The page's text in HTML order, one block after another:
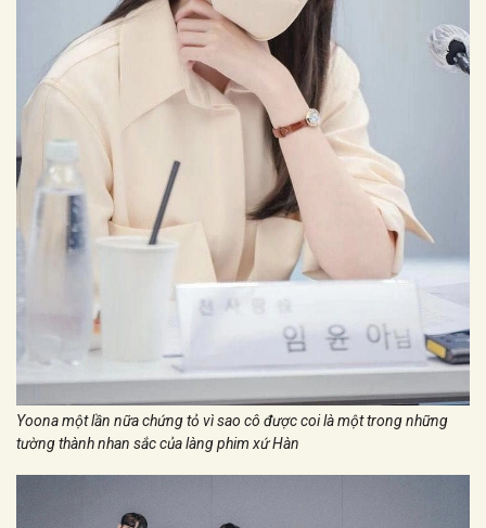
Yoona một lần nữa chứng tỏ vì sao cô được coi là một trong những
tường thành nhan sắc của làng phim xứ Hàn